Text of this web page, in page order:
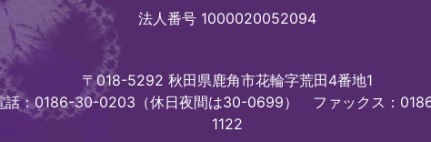
法人番号 1000020052094
〒018-5292 秋田県鹿角市花輪字荒田4番地1
話：0186-30-0203（休日夜間は30-0699）
ファックス：
1122